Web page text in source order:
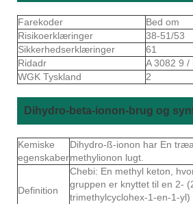
Farekoder
Bed om
Risikoerklæringer
38-51/53
Sikkerhedserklæringer
61
Ridadr
A 3082 9 /
WGK Tyskland
2
Dihydro-beta-ionon-brug og
Kemiske
egenskaber
Dihydro-ß-ionon har En
methylionon lugt.
Definition
Chebi: En methyl keton,
gruppen er knyttet til en 2-
trimethylcyclohex-1-en-1-yl)